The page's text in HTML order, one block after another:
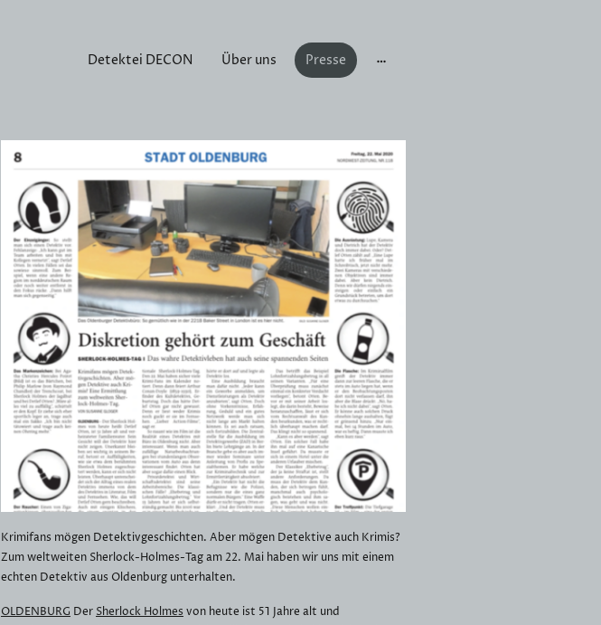
Detektei DECON Über uns Presse
Krimifans mögen Detektivgeschichten. Aber mögen Detektive auch Krimis?
Zum weltweiten Sherlock-Holmes-Tag am 22. Mai haben wir uns mit einem
echten Detektiv aus Oldenburg unterhalten.
OLDENBURG Der Sherlock Holmes von heute ist 51 Jahre alt und